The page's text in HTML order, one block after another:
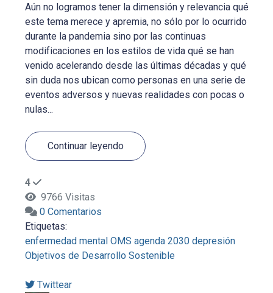
Aún no logramos tener la dimensión y relevancia qué
este tema merece y apremia, no sólo por lo ocurrido
durante la pandemia sino por las continuas
modificaciones en los estilos de vida qué se han
venido acelerando desde las últimas décadas y qué
sin duda nos ubican como personas en una serie de
eventos adversos y nuevas realidades con pocas o
nulas...
Continuar leyendo
4
9766 Visitas
0 Comentarios
Etiquetas:
enfermedad mental OMS agenda 2030 depresión
Objetivos de Desarrollo Sostenible
Twittear